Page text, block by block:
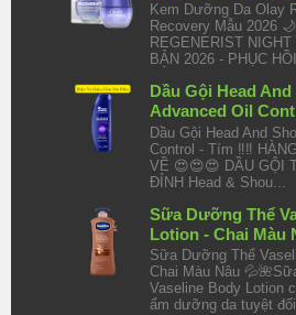
Kem Dưỡng Da Olay
Recovery Mẫu 2026
REGENERIST
BẢN 2026 - PHỤC
Dầu Gội Head
Advanced Oil
Dầu Gội Head And
Control - Tím ‼️‼️
VỀ 😍😍😍 DẦU GỘI
ĐỈNH Head & Shou...
Sữa Dưỡng Thể
Lotion - Chai Màu
Sữa Dưỡng Thể
Chai Màu Nâu
Vaseline Body Lotion
ẩm dưỡng da tuyệt